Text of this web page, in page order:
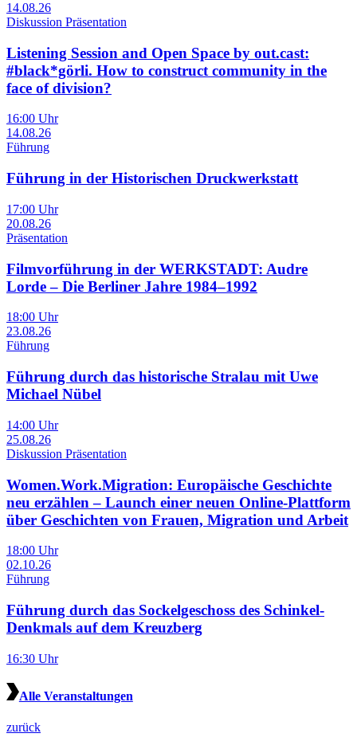
14.08.26
Diskussion Präsentation
Listening Session and Open Space by out.cast:
#black*görli. How to construct community in the
face of division?
16:00 Uhr
14.08.26
Führung
Führung in der Historischen Druckwerkstatt
17:00 Uhr
20.08.26
Präsentation
Filmvorführung in der WERKSTADT: Audre
Lorde – Die Berliner Jahre 1984–1992
18:00 Uhr
23.08.26
Führung
Führung durch das historische Stralau mit Uwe
Michael Nübel
14:00 Uhr
25.08.26
Diskussion Präsentation
Women.Work.Migration: Europäische Geschichte
neu erzählen – Launch einer neuen Online-Plattform
über Geschichten von Frauen, Migration und Arbeit
18:00 Uhr
02.10.26
Führung
Führung durch das Sockelgeschoss des Schinkel-
Denkmals auf dem Kreuzberg
16:30 Uhr
Alle Veranstaltungen
zurück